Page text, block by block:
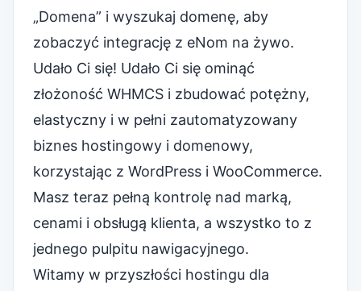
„Domena” i wyszukaj domenę, aby
zobaczyć integrację z eNom na żywo.
Udało Ci się! Udało Ci się ominąć
złożoność WHMCS i zbudować potężny,
elastyczny i w pełni zautomatyzowany
biznes hostingowy i domenowy,
korzystając z WordPress i WooCommerce.
Masz teraz pełną kontrolę nad marką,
cenami i obsługą klienta, a wszystko to z
jednego pulpitu nawigacyjnego.
Witamy w przyszłości hostingu dla